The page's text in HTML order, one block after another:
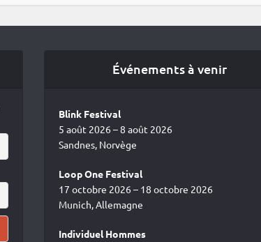
Événements à venir
Blink Festival
5 août 2026 – 8 août 2026
Sandnes, Norvège
Loop One Festival
17 octobre 2026 – 18 octobre 2026
Munich, Allemagne
Individuel Hommes